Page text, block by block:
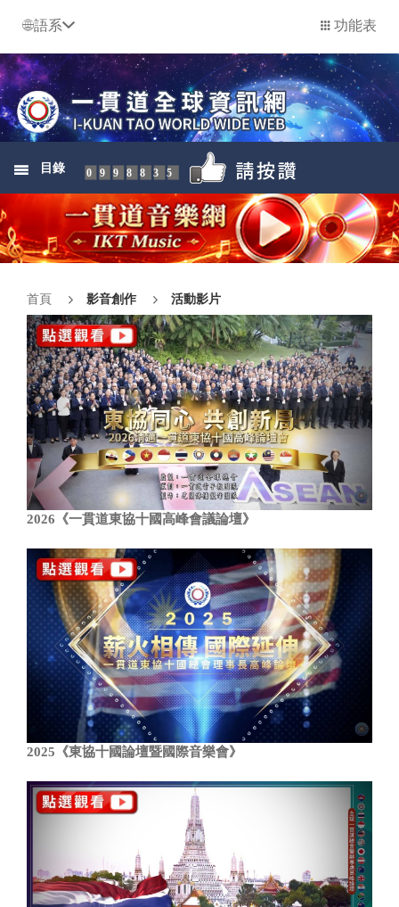
語系 功能表
目錄 0998835
首頁 影音創作 活動影片
2026《一貫道東協十國高峰會議論壇》
2025《東協十國論壇暨國際音樂會》